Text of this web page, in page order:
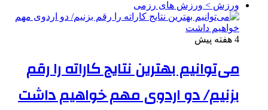
ورزش > ورزش های رزمی
4 هفته پیش
می‌توانیم بهترین نتایج کاراته را رقم
بزنیم/ دو اردوی مهم خواهیم داشت